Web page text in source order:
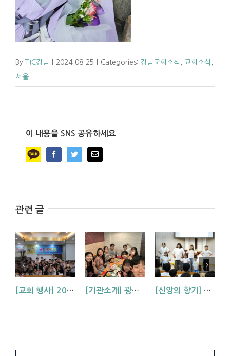
By TJC강남 2024-08-25 Categories: 강남교회소식 교회소식
서울
이 내용을 SNS 공유하세요
FacebookTwitterEmail
관련 글
[교회 행사] 2026 아동부 연합 여름성경학교 (부산, 거제, 대구) [기관소개] 광주교회 청년부를 소개합니다! [신앙의 향기] 우리 하나님은 크시다네_아동부 찬양